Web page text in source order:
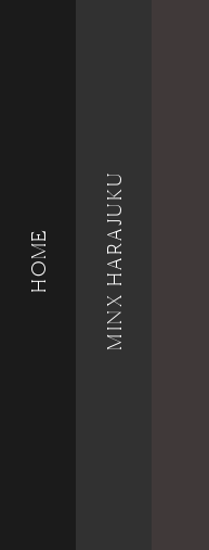
HOME MINX HARAJUKU